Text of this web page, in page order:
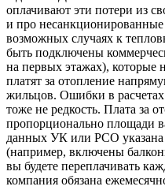
оплачивают эти потери из
и про
возможных случаях к
быть подключены
на первых этажах), которые
платят за отопление
жильцов. Ошибки в
тоже не редкость. Плата за
пропорционально площади
данных УК или РСО указана
(например, включены
вы будете переплачивать
компания обязана